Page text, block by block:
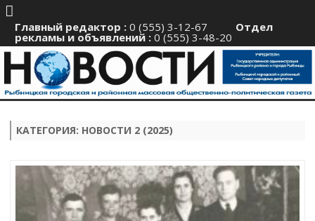
Главный редактор : 0 (555) 3-12-67 Отдел
рекламы и объявлений : 0 (555) 3-48-20
Перейти
содержимому
КАТЕГОРИЯ: НОВОСТИ 2 (2025)